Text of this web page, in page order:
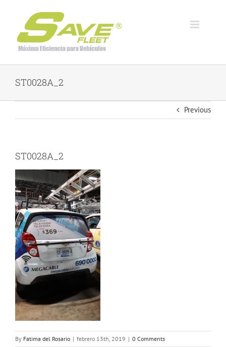
content
ST0028A_2
Previous
ST0028A_2
By Fatima del Rosario | febrero 13th, 2019 | 0 Comments